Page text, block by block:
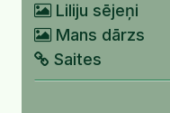
Liliju sējeņi
Mans dārzs
Saites